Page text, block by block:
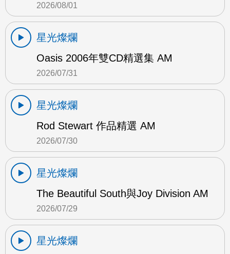
2026/08/01
星光燦爛
Oasis 2006年雙CD精選集 AM
2026/07/31
星光燦爛
Rod Stewart 作品精選 AM
2026/07/30
星光燦爛
The Beautiful South與Joy Division AM
2026/07/29
星光燦爛